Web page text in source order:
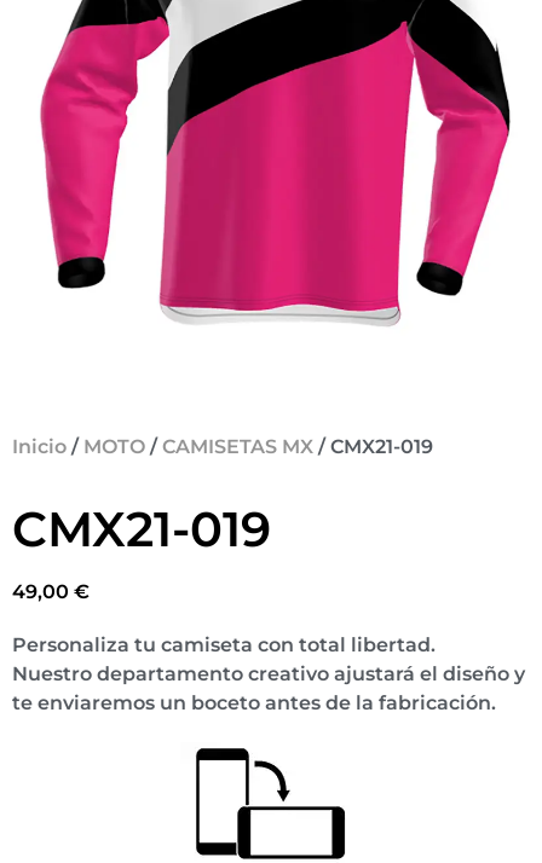
Inicio / MOTO /CAMISETAS MX / CMX21-019
CMX21-019
49,00 €
Personaliza tu camiseta con total libertad.
Nuestro departamento creativo ajustará el diseño y
te enviaremos un boceto antes de la fabricación.